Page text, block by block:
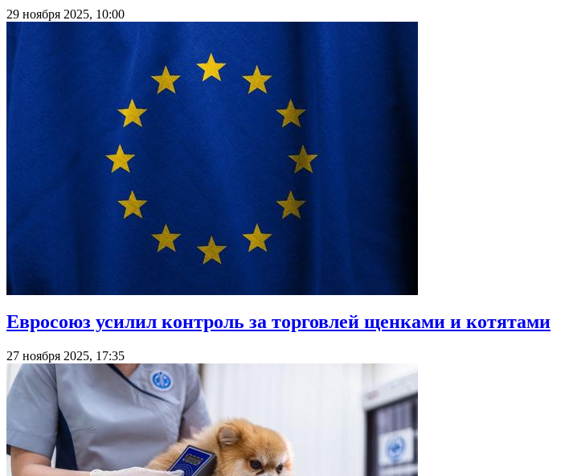
29 ноября 2025, 10:00
Евросоюз усилил контроль за торговлей щенками и котятами
27 ноября 2025, 17:35